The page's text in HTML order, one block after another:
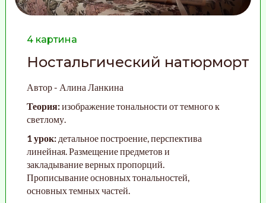
4 картина
Ностальгический натюрморт
Автор - Алина Ланкина
Теория:изображение тональности от темного к
светлому.
1 урок: детальное построение, перспектива
линейная. Размещение предметов и
закладывание верных пропорций.
Прописывание основных тональностей,
основных темных частей.